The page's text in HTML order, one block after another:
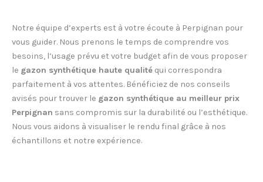
Notre équipe d’experts est à votre écoute à Perpignan pour
vous guider. Nous prenons le temps de comprendre vos
besoins, l’usage prévu et votre budget afin de vous proposer
le gazon synthétique haute qualité qui correspondra
parfaitement à vos attentes. Bénéficiez de nos conseils
avisés pour trouver le gazon synthétique au meilleur prix
Perpignan sans compromis sur la durabilité ou l’esthétique.
Nous vous aidons à visualiser le rendu final grâce à nos
échantillons et notre expérience.